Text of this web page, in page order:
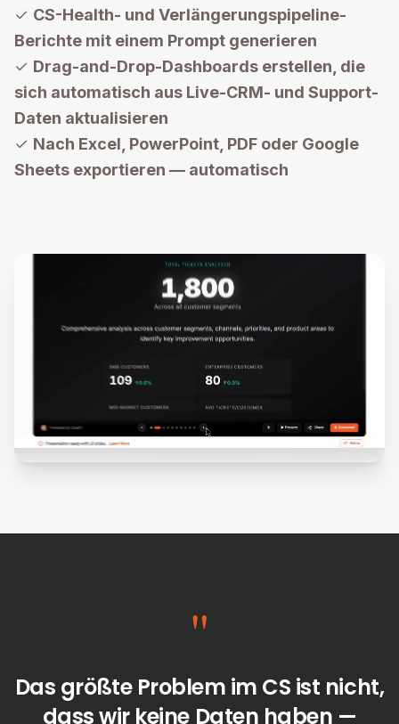
✓ CS-Health- und Verlängerungspipeline-
Berichte mit einem Prompt generieren
✓ Drag-and-Drop-Dashboards erstellen, die
sich automatisch aus Live-CRM- und Support-
Daten aktualisieren
✓ Nach Excel, PowerPoint, PDF oder Google
Sheets exportieren — automatisch
"
Das größte Problem im CS ist nicht,
dass wir keine Daten haben —